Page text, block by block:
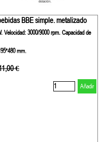
BBE simple. metalizado
Velocidad: 3000/9000 rpm. Capacidad de
mm.
sin descuento
€
Añadir